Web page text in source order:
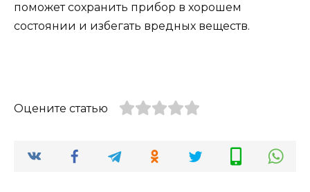
поможет сохранить прибор в хорошем
состоянии и избегать вредных веществ.
Оцените статью